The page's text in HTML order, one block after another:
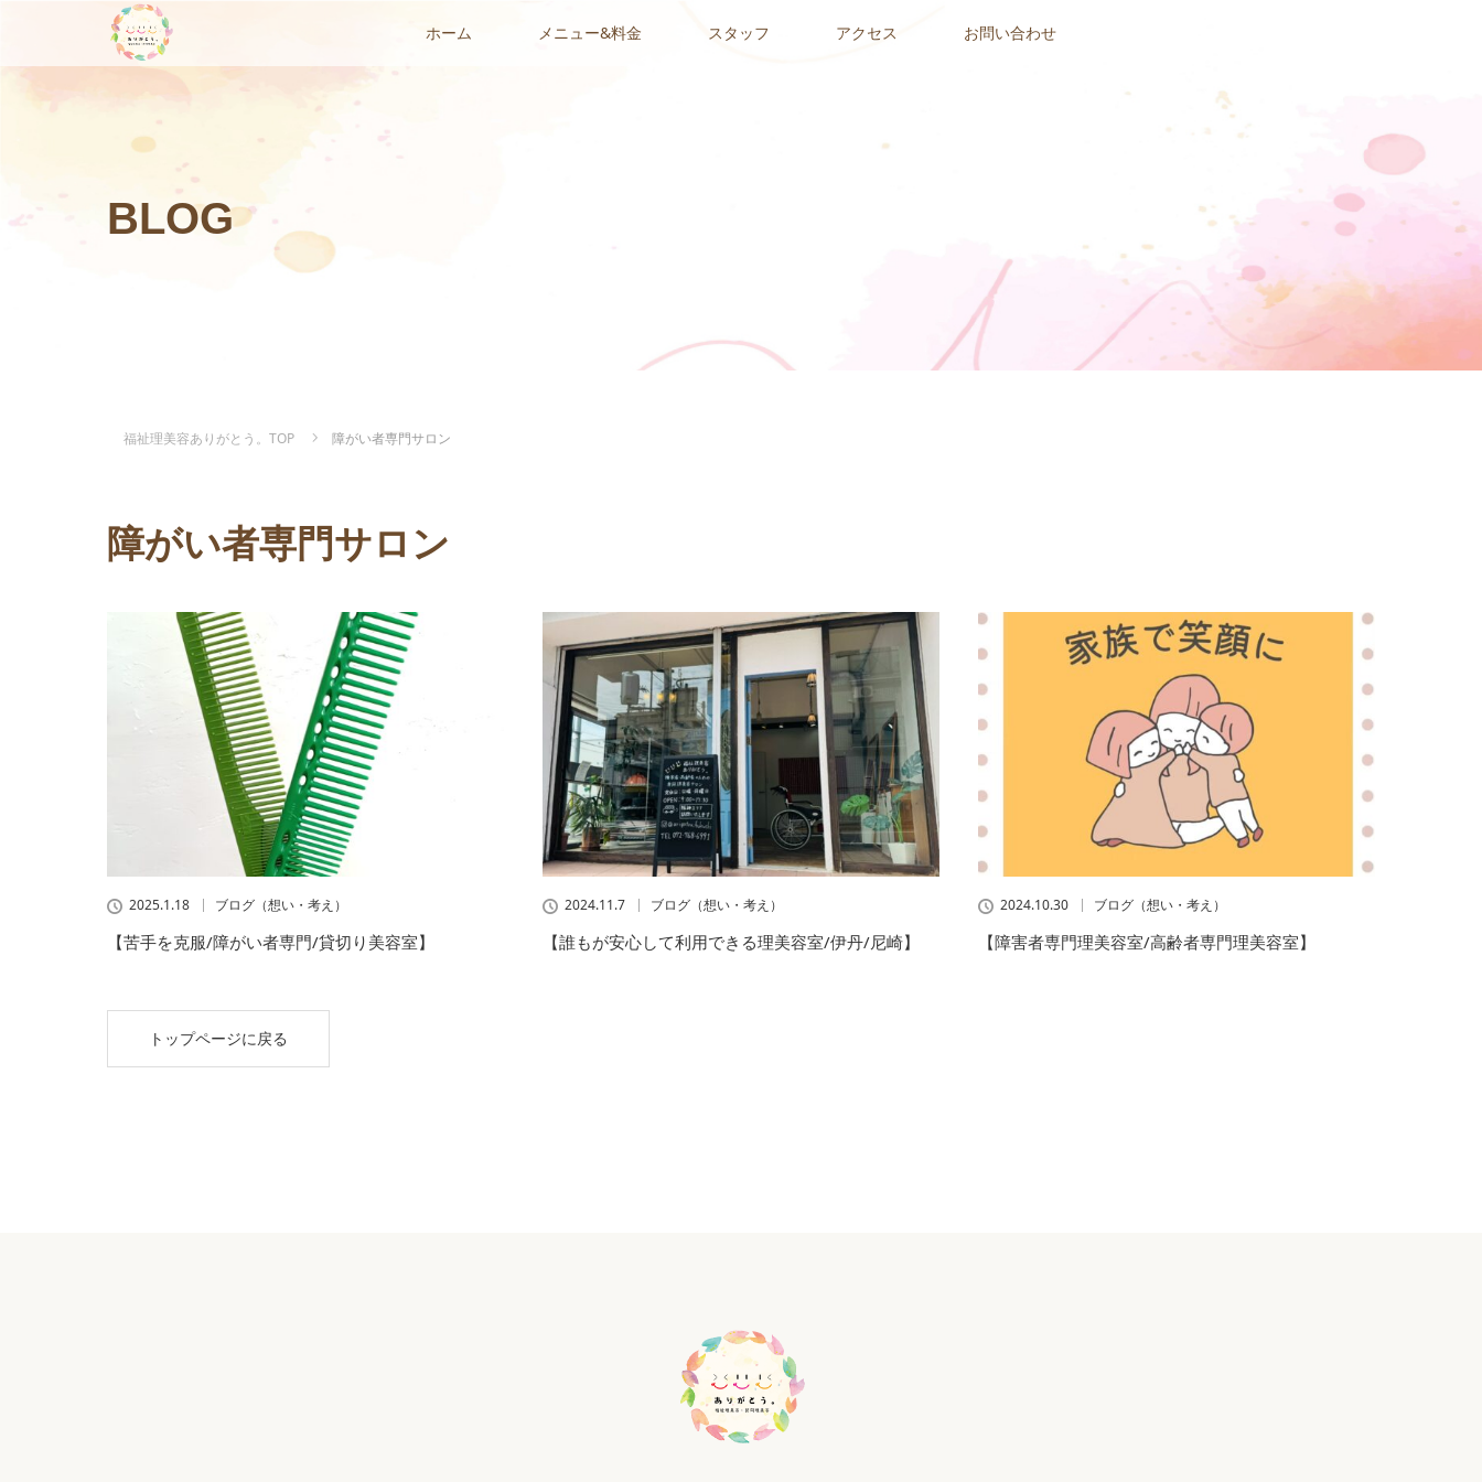
ホーム メニュー&料金 スタッフ アクセス お問い合わせ
BLOG
福祉理美容ありがとう。TOP 障がい者専門サロン
障がい者専門サロン
2025.1.18 ブログ（想い・考え）
【苦手を克服/障がい者専門/貸切り美容室】
2024.11.7 ブログ（想い・考え）
【誰もが安心して利用できる理美容室/伊丹/尼崎】
2024.10.30 ブログ（想い・考え）
【障害者専門理美容室/高齢者専門理美容室】
トップページに戻る